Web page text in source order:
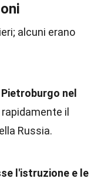
alcuni erano
nel
il
Russia.
l'istruzione e le